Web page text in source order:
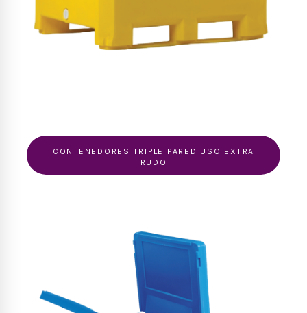
CONTENEDORES TRIPLE PARED USO EXTRA
RUDO